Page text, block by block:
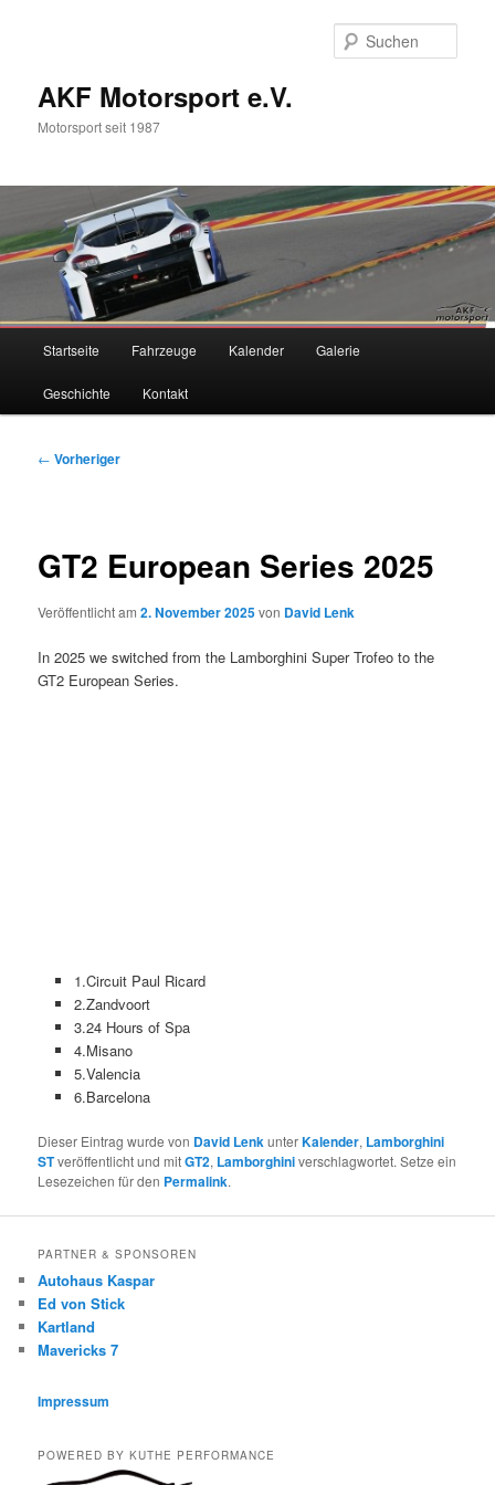
AKF Motorsport e.V.
Motorsport seit 1987
Startseite Fahrzeuge Kalender Galerie
Geschichte Kontakt
Beitragsnavigation
← Vorheriger
GT2 European Series 2025
Veröffentlicht am2. November 2025von David Lenk
In 2025 we switched from the Lamborghini Super Trofeo to the
GT2 European Series.
1.Circuit Paul Ricard
2.Zandvoort
3.24 Hours of Spa
4.Misano
5.Valencia
6.Barcelona
Dieser Eintrag wurde von David LenkunterKalender, Lamborghini
STveröffentlicht und mitGT2, Lamborghiniverschlagwortet. Setze ein
Lesezeichen für den Permalink.
PARTNER & SPONSOREN
Autohaus Kaspar
Ed von Stick
Kartland
Mavericks 7
Impressum
POWERED BY KUTHE PERFORMANCE